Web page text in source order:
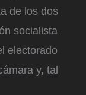
de los dos
socialista
electorado
y, tal